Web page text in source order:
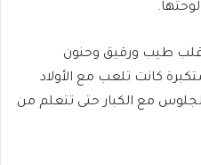
قلب طيب ورقيق وحنون
كانت تلعب مع الأولاد
مع الكبار حتى تتعلم من